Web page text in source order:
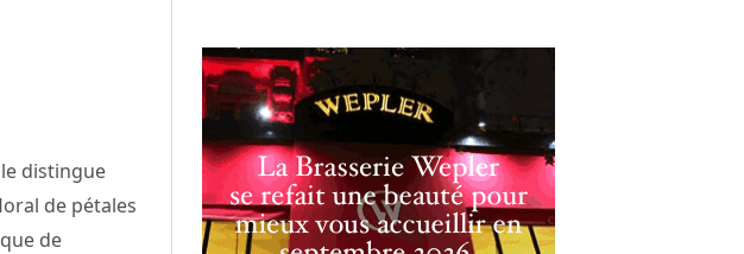
distingue
de pétales
de